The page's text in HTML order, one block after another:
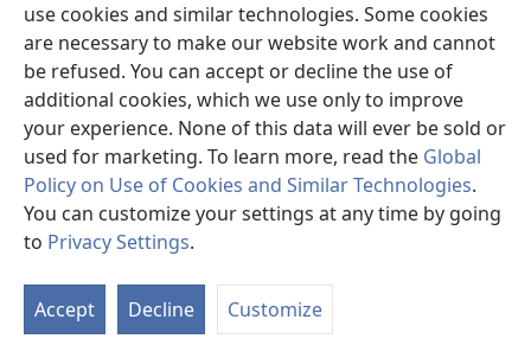
use cookies and similar technologies. Some cookies
are necessary to make our website work and cannot
be refused. You can accept or decline the use of
additional cookies, which we use only to improve
your experience. None of this data will ever be sold or
used for marketing. To learn more, read the Global
Policy on Use of Cookies and Similar Technologies.
You can customize your settings at any time by going
to Privacy Settings.
Accept Decline Customize
valencià
Ho sentim, en este moment la pàgina que busques
no està disponible.
Việt
Hiện trang mà bạn yêu cầu không thể hiển thị.